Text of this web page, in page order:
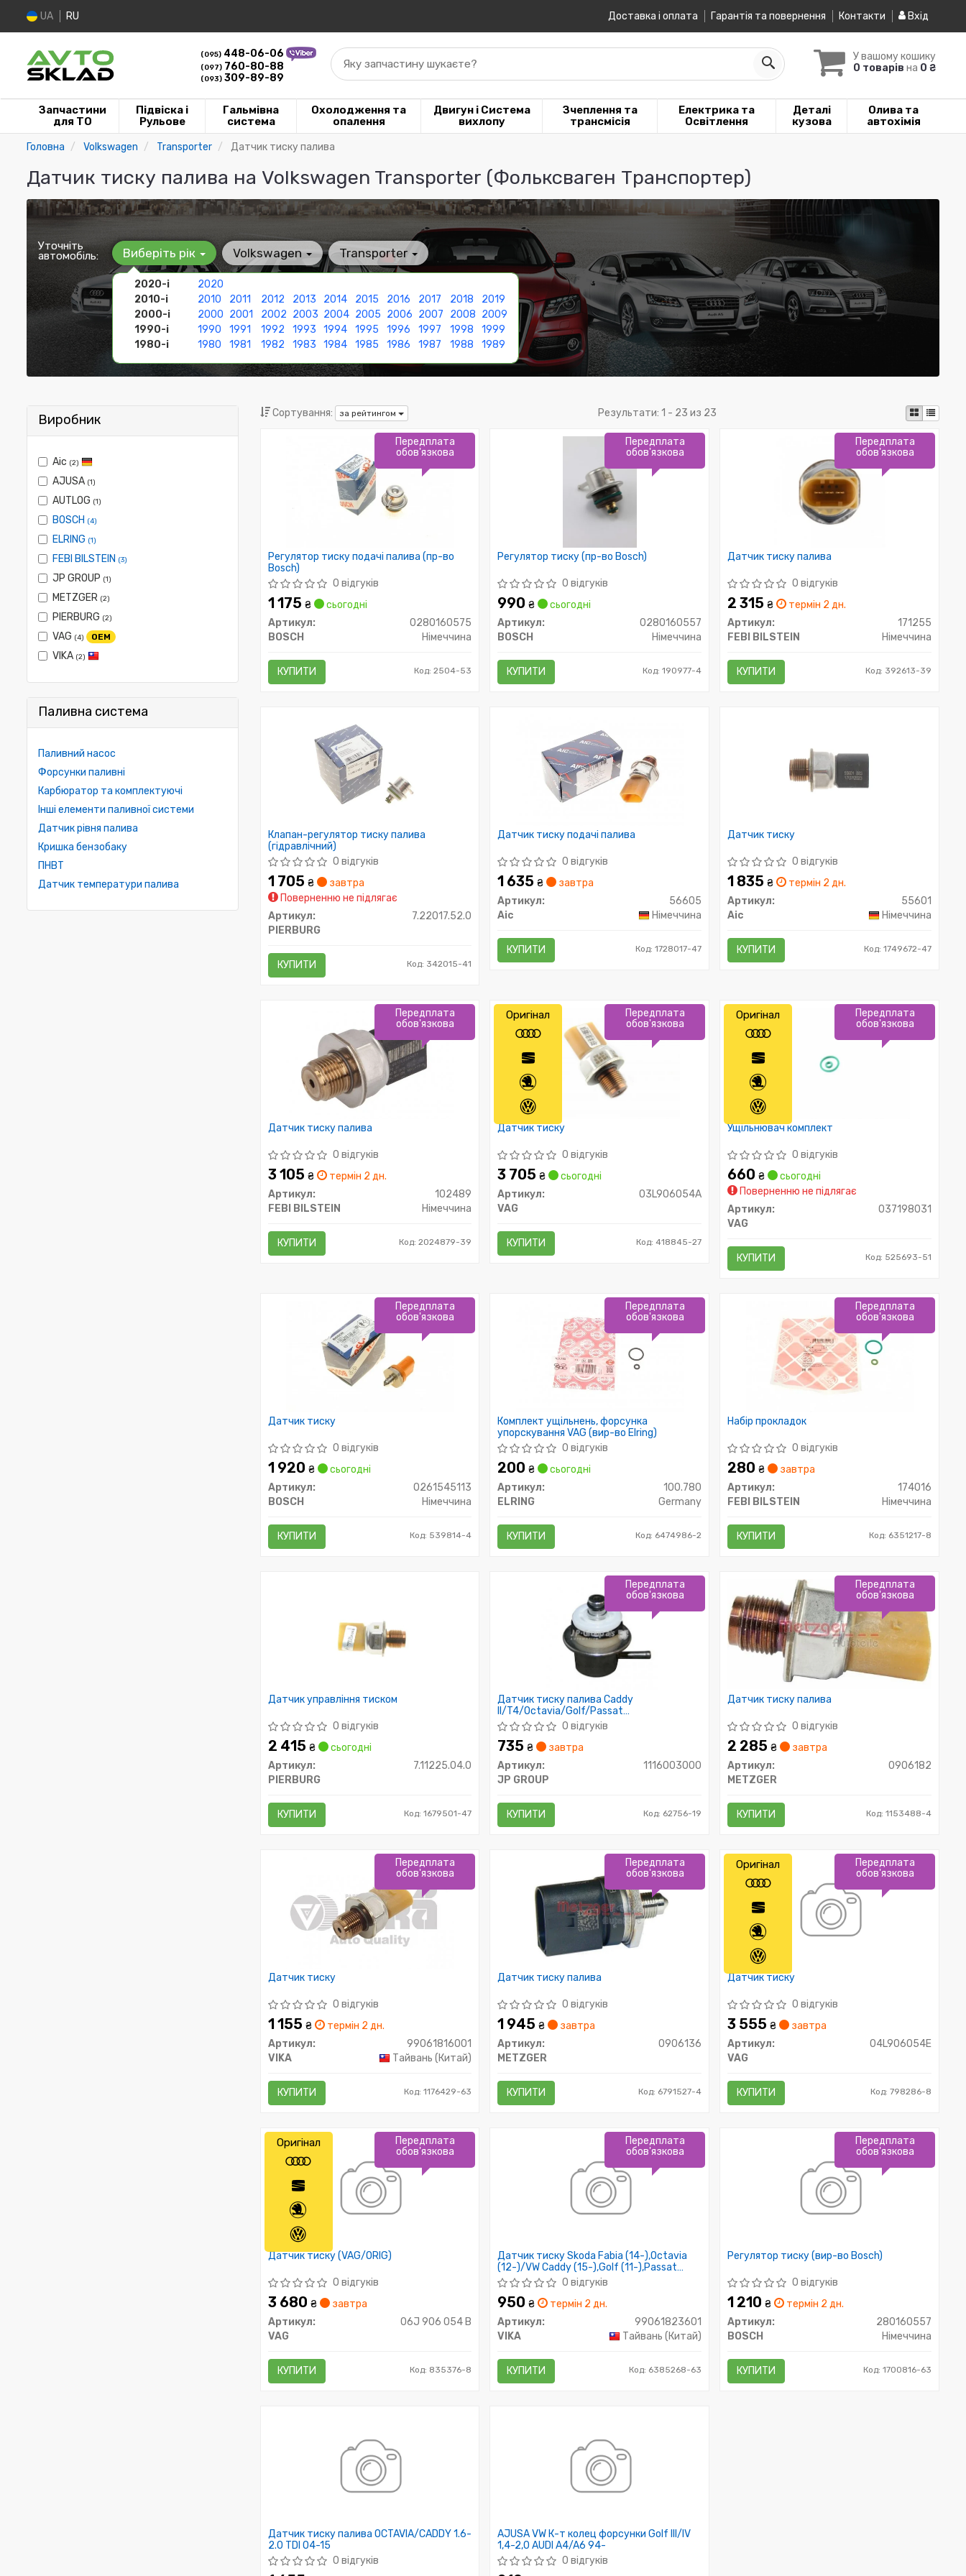
UA RU Доставка і оплата Гарантія та повернення Контакти Вхід
(095) 448-06-06
(097) 760-80-88
(093) 309-89-89
У вашому кошику
0 товарів на 0 ₴
Яку запчастину шукаєте?
Запчастини
для ТО
Підвіска і
Рульове
Гальмівна
система
Охолодження та
опалення
Двигун і Система
вихлопу
Зчеплення та
трансмісія
Електрика та
Освітлення
Деталі
кузова
Олива та
автохімія
Головна Volkswagen Transporter Датчик тиску палива
Датчик тиску палива на Volkswagen Transporter (Фольксваген Транспортер)
Уточніть
автомобіль: Виберіть рік
2020-і
2020
2010-і
2010 2011 2012 2013 2014 2015 2016 2017 2018
2019
2000-і
2000 2001 2002 2003 2004 2005 2006 2007 2008 2009
1990-і
1990 1991 1992 1993 1994 1995 1996 1997 1998
1999
1980-і
1980 1981 1982 1983 1984 1985 1986 1987 1988 1989
Volkswagen Transporter
Виробник
Aic (2)
AJUSA (1)
AUTLOG (1)
BOSCH (4)
ELRING (1)
FEBI BILSTEIN (3)
JP GROUP (1)
METZGER (2)
PIERBURG (2)
VAG (4) OEM
VIKA (2)
Паливна система
Паливний насос
Форсунки паливні
Карбюратор та комплектуючі
Інші елементи паливної системи
Датчик рівня палива
Кришка бензобаку
ПНВТ
Датчик температури палива
Сортування: за рейтингом Результати: 1 - 23 из 23
Регулятор тиску подачі палива (пр-во
Bosch)
0 відгуків
1 175 ₴
сьогодні
Артикул:
0280160575
BOSCH
Німеччина
КУПИТИ Код: 2504-53
Передплата
обов'язкова
Регулятор тиску (пр-во Bosch)
0 відгуків
990₴
сьогодні
Артикул:
0280160557
BOSCH
Німеччина
КУПИТИ Код: 190977-4
Передплата
обов'язкова
Датчик тиску палива
0 відгуків
2 315₴
термін 2 дн.
Артикул:
171255
FEBI BILSTEIN
Німеччина
КУПИТИ Код: 392613-39
Передплата
обов'язкова
Клапан-регулятор тиску палива
(гідравлічний)
0 відгуків
1 705 ₴
завтра
Поверненню не підлягає
Артикул:
7.22017.52.0
PIERBURG
КУПИТИ Код: 342015-41
Датчик тиску подачі палива
0 відгуків
1 635₴
завтра
Артикул:
56605
Aic
Німеччина
КУПИТИ Код: 1728017-47
Датчик тиску
0 відгуків
1 835₴
термін 2 дн.
Артикул:
55601
Aic
Німеччина
КУПИТИ Код: 1749672-47
Датчик тиску палива
0 відгуків
3 105 ₴
термін 2 дн.
Артикул:
102489
FEBI BILSTEIN
Німеччина
КУПИТИ Код: 2024879-39
Передплата
обов'язкова
Датчик тиску
0 відгуків
3 705₴
сьогодні
Артикул:
03L906054A
VAG
КУПИТИ Код: 418845-27
Передплата
обов'язкова
Оригінал
Ущільнювач комплект
0 відгуків
660₴
сьогодні
Поверненню не підлягає
Артикул:
037198031
VAG
КУПИТИ Код: 525693-51
Передплата
обов'язкова
Оригінал
Датчик тиску
0 відгуків
1 920 ₴
сьогодні
Артикул:
0261545113
BOSCH
Німеччина
КУПИТИ Код: 539814-4
Передплата
обов'язкова
Комплект ущільнень, форсунка
упорскування VAG (вир-во Elring)
0 відгуків
200₴
сьогодні
Артикул:
100.780
ELRING
Germany
КУПИТИ Код: 6474986-2
Передплата
обов'язкова
Набір прокладок
0 відгуків
280₴
завтра
Артикул:
174016
FEBI BILSTEIN
Німеччина
КУПИТИ Код: 6351217-8
Передплата
обов'язкова
Датчик управління тиском
0 відгуків
2 415 ₴
сьогодні
Артикул:
7.11225.04.0
PIERBURG
КУПИТИ Код: 1679501-47
Датчик тиску палива Caddy
II/T4/Octavia/Golf/Passat
1.4/1.6/1.8/2.0/2.5
0 відгуків
735₴
завтра
Артикул:
1116003000
JP GROUP
КУПИТИ Код: 62756-19
Передплата
обов'язкова
Датчик тиску палива
0 відгуків
2 285₴
завтра
Артикул:
0906182
METZGER
КУПИТИ Код: 1153488-4
Передплата
обов'язкова
Датчик тиску
0 відгуків
1 155 ₴
термін 2 дн.
Артикул:
99061816001
VIKA
Тайвань (Китай)
КУПИТИ Код: 1176429-63
Передплата
обов'язкова
Датчик тиску палива
0 відгуків
1 945₴
завтра
Артикул:
0906136
METZGER
КУПИТИ Код: 6791527-4
Передплата
обов'язкова
Датчик тиску
0 відгуків
3 555₴
завтра
Артикул:
04L906054E
VAG
КУПИТИ Код: 798286-8
Передплата
обов'язкова
Оригінал
Датчик тиску (VAG/ORIG)
0 відгуків
3 680 ₴
завтра
Артикул:
06J 906 054 B
VAG
КУПИТИ Код: 835376-8
Передплата
обов'язкова
Оригінал
Датчик тиску Skoda Fabia (14-),Octavia
(12-)/VW Caddy (15-),Golf (11-),Passat
(14-),Crafter (11-16) (99061823601) VIKA
0 відгуків
950₴
термін 2 дн.
Артикул:
99061823601
VIKA
Тайвань (Китай)
КУПИТИ Код: 6385268-63
Передплата
обов'язкова
Регулятор тиску (вир-во Bosch)
0 відгуків
1 210₴
термін 2 дн.
Артикул:
280160557
BOSCH
Німеччина
КУПИТИ Код: 1700816-63
Передплата
обов'язкова
Датчик тиску палива OCTAVIA/CADDY 1.6-
2.0 TDI 04-15
0 відгуків
AJUSA VW К-т колец форсунки Golf III/IV
1,4-2,0 AUDI A4/A6 94-
0 відгуків